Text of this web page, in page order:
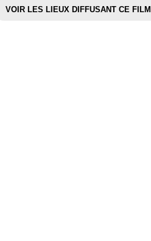
VOIR LES LIEUX DIFFUSANT CE FILM